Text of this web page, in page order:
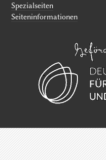
Spezialseiten
Seiten­informationen